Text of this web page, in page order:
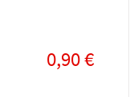
0,90 €